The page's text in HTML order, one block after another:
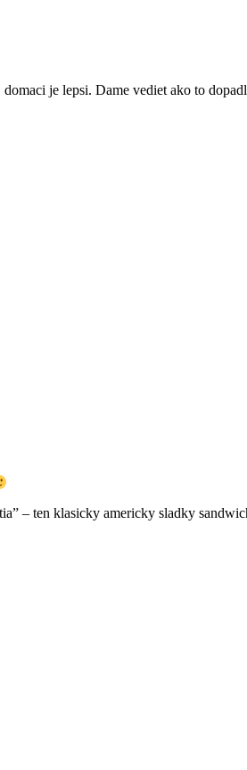
je lepsi. Dame vediet ako to
– ten klasicky americky sladky